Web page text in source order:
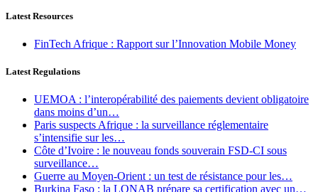
Latest Resources
FinTech Afrique : Rapport sur l’Innovation Mobile Money
Latest Regulations
UEMOA : l’interopérabilité des paiements devient obligatoire
dans moins d’un…
Paris suspects Afrique : la surveillance réglementaire
s’intensifie sur les…
Côte d’Ivoire : le nouveau fonds souverain FSD-CI sous
surveillance…
Guerre au Moyen-Orient : un test de résistance pour les…
Burkina Faso : la LONAB prépare sa certification avec un…